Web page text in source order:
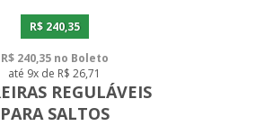
R$ 240,35
R$ 240,35 no Boleto
até 9x de R$ 26,71
REGULÁVEIS
PARA SALTOS